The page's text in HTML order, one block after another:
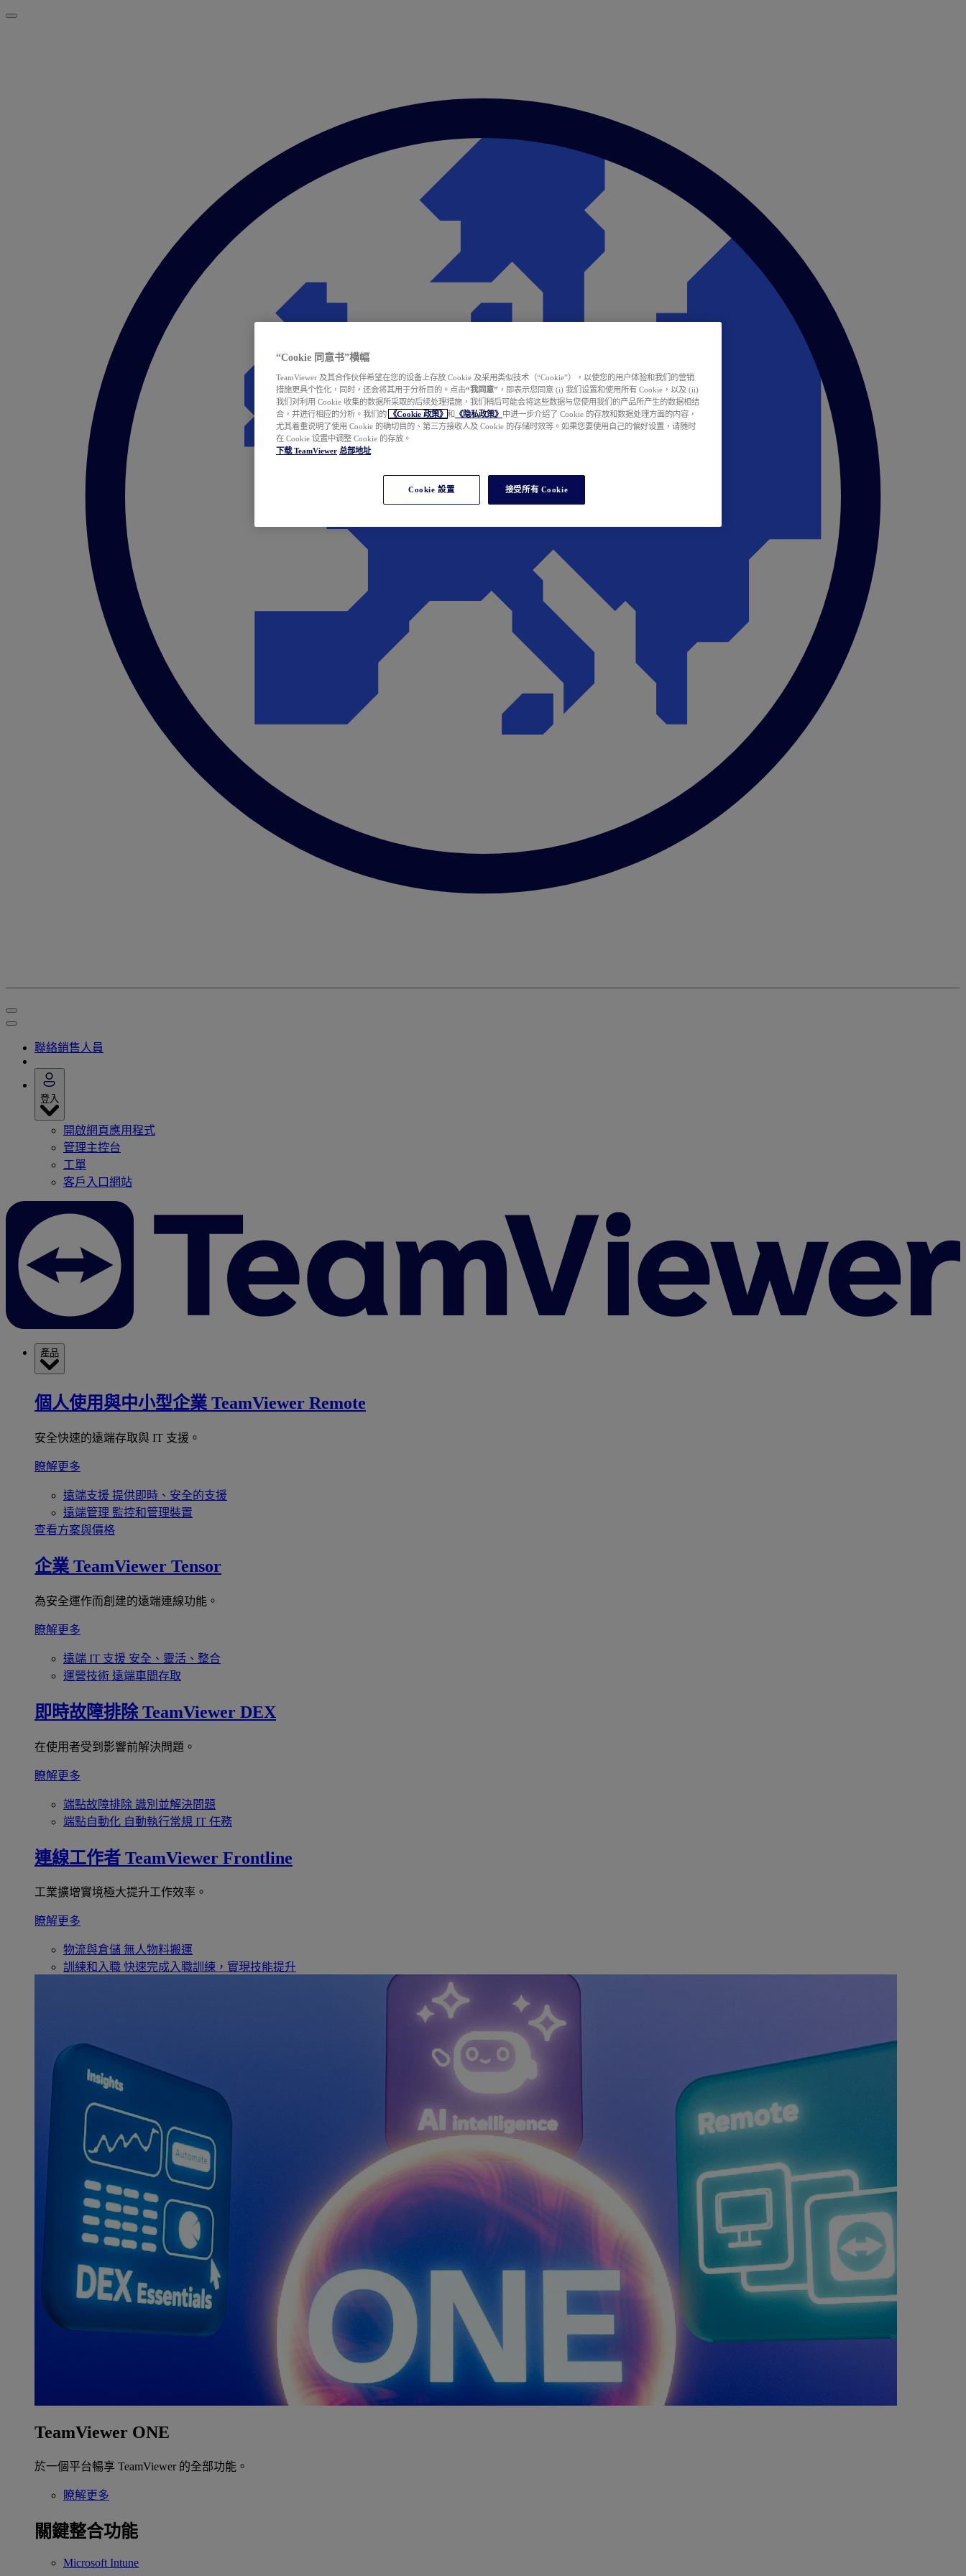
聯絡銷售人員
登入
開啟網頁應用程式
管理主控台
工單
客戶入口網站
產品
個人使用與中小型企業 TeamViewer Remote
安全快速的遠端存取與 IT 支援。
瞭解更多
遠端支援 提供即時、安全的支援
遠端管理 監控和管理裝置
查看方案與價格
企業 TeamViewer Tensor
為安全運作而創建的遠端連線功能。
瞭解更多
遠端 IT 支援 安全、靈活、整合
運營技術 遠端車間存取
即時故障排除 TeamViewer DEX
在使用者受到影響前解決問題。
瞭解更多
端點故障排除 識別並解決問題
端點自動化 自動執行常規 IT 任務
連線工作者 TeamViewer Frontline
工業擴增實境極大提升工作效率。
瞭解更多
物流與倉儲 無人物料搬運
訓練和入職 快速完成入職訓練，實現技能提升
TeamViewer ONE
於一個平台暢享 TeamViewer 的全部功能。
瞭解更多
關鍵整合功能
Microsoft Intune
“Cookie 同意书”横幅
TeamViewer 及其合作伙伴希望在您的设备上存放 Cookie 及采用类似技术（“Cookie”），以使您的用户体验和我们的营销
措施更具个性化，同时，还会将其用于分析目的。点击“我同意” ，即表示您同意 (i) 我们设置和使用所有 Cookie，以及 (ii)
我们对利用 Cookie 收集的数据所采取的后续处理措施，我们稍后可能会将这些数据与您使用我们的产品所产生的数据相结
合，并进行相应的分析。我们的
《Cookie 政策》 和 《隐私政策》 中进一步介绍了 Cookie 的存放和数据处理方面的内容，
尤其着重说明了使用 Cookie 的确切目的、第三方接收人及 Cookie 的存储时效等。如果您要使用自己的偏好设置，请随时
在 Cookie 设置中调整 Cookie 的存放。
下载 TeamViewer 总部地址
Cookie 設置 接受所有 Cookie